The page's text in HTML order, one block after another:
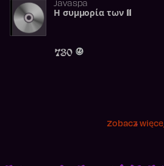
Javaspa
Η συμμορία των 11
730
Zobacz więcej